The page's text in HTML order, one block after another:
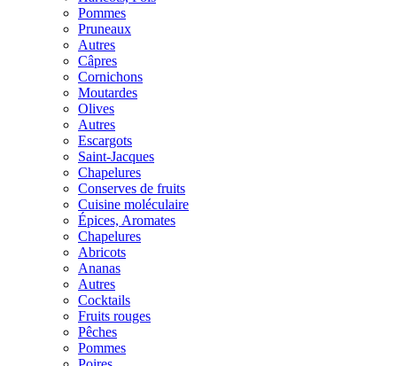
Pommes
Pruneaux
Autres
Câpres
Cornichons
Moutardes
Olives
Autres
Escargots
Saint-Jacques
Chapelures
Conserves de fruits
Cuisine moléculaire
Épices, Aromates
Chapelures
Abricots
Ananas
Autres
Cocktails
Fruits rouges
Pêches
Pommes